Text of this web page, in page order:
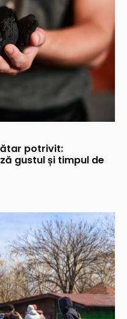
potrivit:
gustul și timpul de